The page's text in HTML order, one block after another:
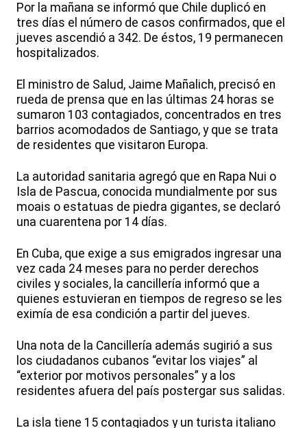
Por la mañana se informó que Chile duplicó en
tres días el número de casos confirmados, que el
jueves ascendió a 342. De éstos, 19 permanecen
hospitalizados.
El ministro de Salud, Jaime Mañalich, precisó en
rueda de prensa que en las últimas 24 horas se
sumaron 103 contagiados, concentrados en tres
barrios acomodados de Santiago, y que se trata
de residentes que visitaron Europa.
La autoridad sanitaria agregó que en Rapa Nui o
Isla de Pascua, conocida mundialmente por sus
moais o estatuas de piedra gigantes, se declaró
una cuarentena por 14 días.
En Cuba, que exige a sus emigrados ingresar una
vez cada 24 meses para no perder derechos
civiles y sociales, la cancillería informó que a
quienes estuvieran en tiempos de regreso se les
eximía de esa condición a partir del jueves.
Una nota de la Cancillería además sugirió a sus
los ciudadanos cubanos “evitar los viajes” al
“exterior por motivos personales” y a los
residentes afuera del país postergar sus salidas.
La isla tiene 15 contagiados y un turista italiano